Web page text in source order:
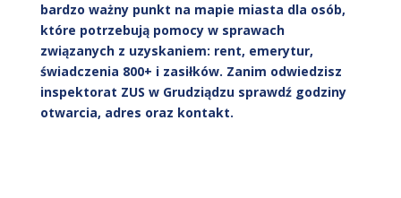
bardzo ważny punkt na mapie miasta dla osób,
które potrzebują pomocy w sprawach
związanych z uzyskaniem: rent, emerytur,
świadczenia 800+ i zasiłków. Zanim odwiedzisz
inspektorat ZUS w Grudziądzu sprawdź godziny
otwarcia, adres oraz kontakt.